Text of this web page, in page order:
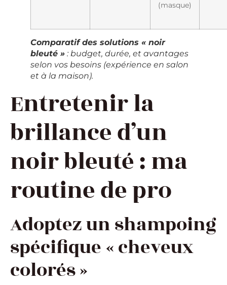
(masque)
Comparatif des solutions « noir
bleuté » : budget, durée, et avantages
selon vos besoins (expérience en salon
et à la maison).
Entretenir la
brillance d’un
noir bleuté : ma
routine de pro
Adoptez un shampoing
spécifique « cheveux
colorés »